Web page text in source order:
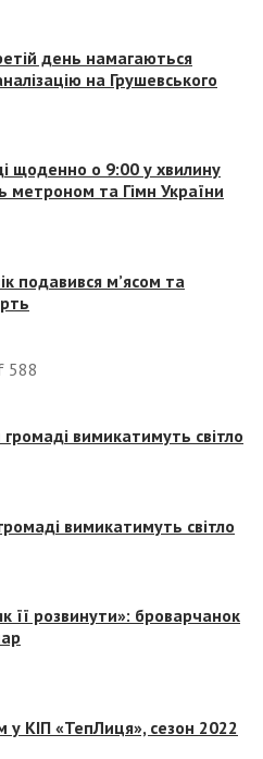
день намагаються
на Грушевського
щоденно о 9:00 у хвилину
метроном та Гімн України
подавився м’ясом та
588
вимикатимуть світло
вимикатимуть світло
її розвинути»: броварчанок
у КІП «ТепЛиця», сезон 2022